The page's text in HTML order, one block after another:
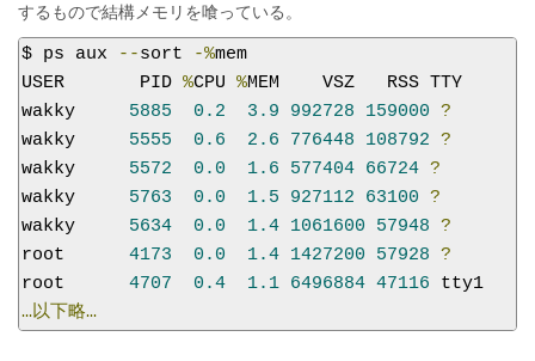
するもので結構メモリを喰っている。
$ ps aux --sort -%mem
USER       PID %CPU %MEM    VSZ   RSS TTY
wakky 5885 0.2 3.9 992728 159000 ?
wakky 5555 0.6 2.6 776448 108792 ?
wakky 5572 0.0 1.6 577404 66724 ?
wakky 5763 0.0 1.5 927112 63100 ?
wakky 5634 0.0 1.4 1061600 57948 ?
root 4173 0.0 1.4 1427200 57928 ?
root 4707 0.4 1.1 6496884 47116 tty1
…以下略…